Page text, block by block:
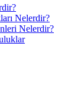
Nelerdir?
Nelerdir?